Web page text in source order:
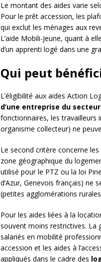
Le montant des aides varie
Pour le prêt accession, les
qui exclut les ménages aux
L’aide Mobili-Jeune, quant à
d’un apprenti logé dans une
Qui peut
L’éligibilité aux aides Action
d’une entreprise du
fonctionnaires, les travailleurs
organisme collecteur) ne
Le second critère concerne les
zone géographique du
utilisé pour le PTZ ou la loi
d’Azur, Genevois français) ne
(petites agglomérations
Pour les aides liées à la
souvent moins restrictives. La
salariés en mobilité
accession et les aides à
appliqués dans le cadre des